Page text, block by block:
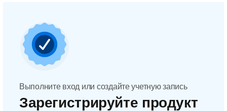
Выполните вход или создайте учетную запись
Зарегистрируйте продукт